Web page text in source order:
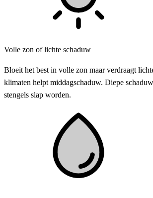
Volle zon of lichte schaduw
Bloeit het best in volle zon maar verdraagt
klimaten helpt middagschaduw. Diepe
stengels slap worden.